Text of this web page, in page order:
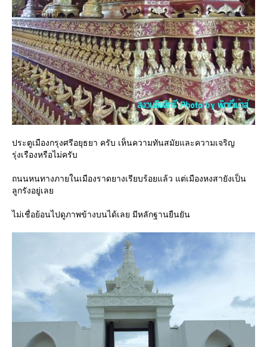
ประตูเมืองกรุงศรีอยุธยา ครับ เห็นความทันสมัยและความเจริญ
รุ่งเรืองหรือไม่ครับ
ถนนหนทางภายในเมืองราดยางเรียบร้อยแล้ว แต่เมืองหงสายังเป็น
ลูกรังอยู่เลย
ไม่เชื่อย้อนไปดูภาพข้างบนได้เลย มีหลักฐานยืนยัน